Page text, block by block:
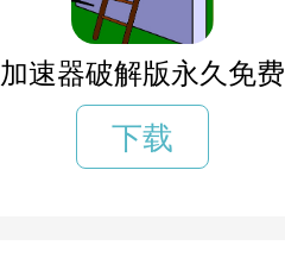
加速器破解版永久免费
下载